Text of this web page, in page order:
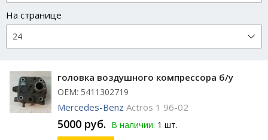
На странице
головка воздушного компрессора б/у
ОЕМ: 5411302719
Mercedes-Benz Actros 1 96-02
5000 руб. В наличии: 1 шт.